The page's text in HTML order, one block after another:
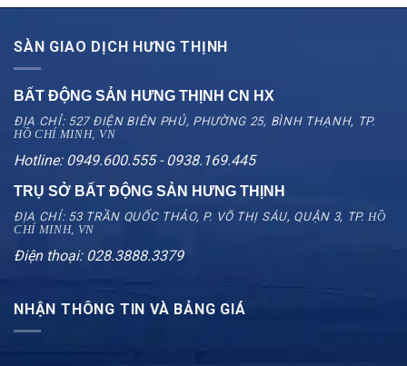
SÀN GIAO DỊCH HƯNG THỊNH
BẤT ĐỘNG SẢN HƯNG THỊNH CN HX
ĐỊA CHỈ: 527 ĐIỆN BIÊN PHỦ, PHƯỜNG 25, BÌNH THẠNH, TP.
HỒ CHÍ MINH, VN
Hotline: 0949.600.555 - 0938.169.445
TRỤ SỞ BẤT ĐỘNG SẢN HƯNG THỊNH
ĐỊA CHỈ: 53 TRẦN QUỐC THẢO, P. VÕ THỊ SÁU, QUẬN 3, TP.HỒ
CHÍ MINH, VN
Điện thoại: 028.3888.3379
NHẬN THÔNG TIN VÀ BẢNG GIÁ